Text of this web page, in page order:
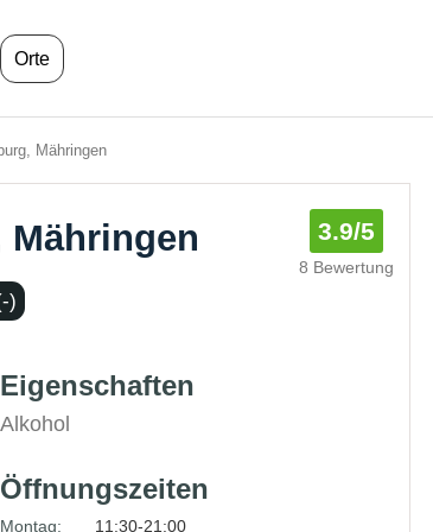
Orte
Mähringen
3.9/5
8 Bewertung
)
Eigenschaften
Alkohol
Öffnungszeiten
Montag:
11:30-21:00